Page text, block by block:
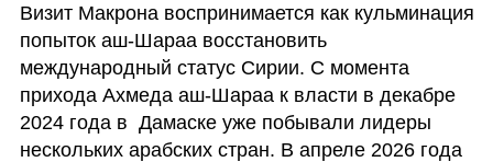
Визит Макрона воспринимается как кульминация
попыток аш-Шараа восстановить
международный статус Сирии. С момента
прихода Ахмеда аш-Шараа к власти в декабре
2024 года в  Дамаске уже побывали лидеры
нескольких арабских стран. В апреле 2026 года